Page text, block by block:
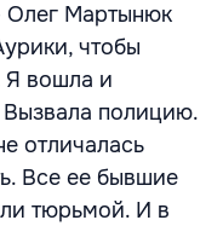
Олег Мартынюк
чтобы
Я вошла и
полицию.
отличалась
Все ее бывшие
тюрьмой. И в